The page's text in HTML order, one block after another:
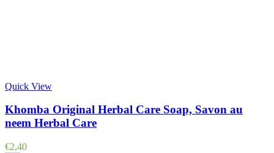
Quick View
Khomba Original Herbal Care Soap, Savon au
neem Herbal Care
€2,40